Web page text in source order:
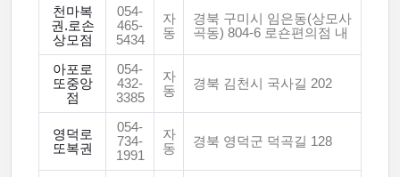
천마복
권.로손
상모점
054-
465-
5434
자
동
경북 구미시 임은동(상모사
곡동) 804-6 로숀편의점 내
아포로
또중앙
점
054-
432-
3385
자
동
경북 김천시 국사길 202
영덕로
또복권
054-
734-
1991
자
동
경북 영덕군 덕곡길 128